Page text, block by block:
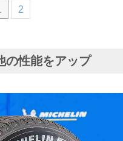
2
の性能をアップ